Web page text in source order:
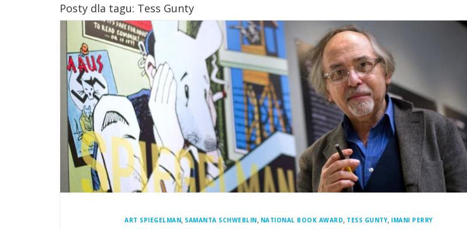
Posty dla tagu: Tess Gunty
ART SPIEGELMAN, SAMANTA SCHWEBLIN, NATIONAL BOOK AWARD, TESS GUNTY, IMANI PERRY